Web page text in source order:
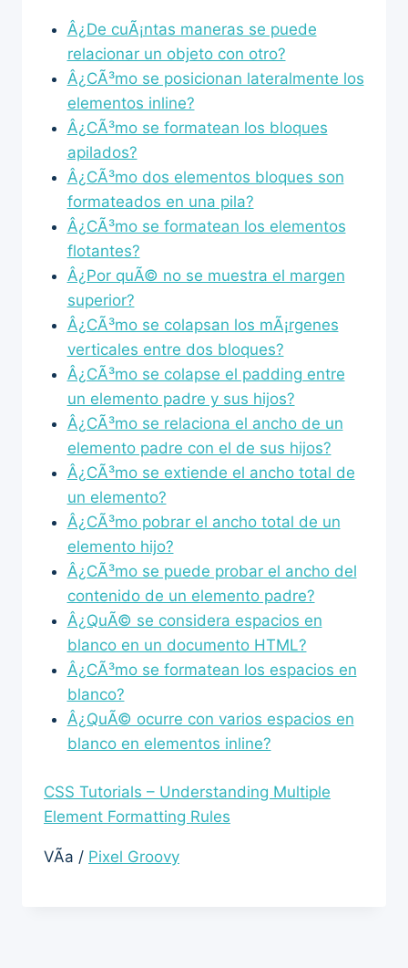
Â¿De cuÃ¡ntas maneras se puede
relacionar un objeto con otro?
Â¿CÃ³mo se posicionan lateralmente los
elementos inline?
Â¿CÃ³mo se formatean los bloques
apilados?
Â¿CÃ³mo dos elementos bloques son
formateados en una pila?
Â¿CÃ³mo se formatean los elementos
flotantes?
Â¿Por quÃ© no se muestra el margen
superior?
Â¿CÃ³mo se colapsan los mÃ¡rgenes
verticales entre dos bloques?
Â¿CÃ³mo se colapse el padding entre
un elemento padre y sus hijos?
Â¿CÃ³mo se relaciona el ancho de un
elemento padre con el de sus hijos?
Â¿CÃ³mo se extiende el ancho total de
un elemento?
Â¿CÃ³mo pobrar el ancho total de un
elemento hijo?
Â¿CÃ³mo se puede probar el ancho del
contenido de un elemento padre?
Â¿QuÃ© se considera espacios en
blanco en un documento HTML?
Â¿CÃ³mo se formatean los espacios en
blanco?
Â¿QuÃ© ocurre con varios espacios en
blanco en elementos inline?
CSS Tutorials – Understanding Multiple
Element Formatting Rules
VÃ­a / Pixel Groovy